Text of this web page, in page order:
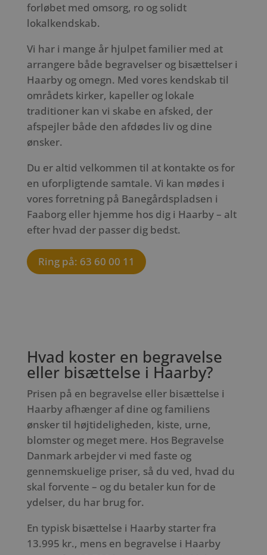
forløbet med omsorg, ro og solidt
lokalkendskab.
Vi har i mange år hjulpet familier med at
arrangere både begravelser og bisættelser i
Haarby og omegn. Med vores kendskab til
områdets kirker, kapeller og lokale
traditioner kan vi skabe en afsked, der
afspejler både den afdødes liv og dine
ønsker.
Du er altid velkommen til at kontakte os for
en uforpligtende samtale. Vi kan mødes i
vores forretning på Banegårdspladsen i
Faaborg eller hjemme hos dig i Haarby – alt
efter hvad der passer dig bedst.
Ring på: 63 60 00 11
Hvad koster en begravelse
eller bisættelse i Haarby?
Prisen på en begravelse eller bisættelse i
Haarby afhænger af dine og familiens
ønsker til højtideligheden, kiste, urne,
blomster og meget mere. Hos Begravelse
Danmark arbejder vi med faste og
gennemskuelige priser, så du ved, hvad du
skal forvente – og du betaler kun for de
ydelser, du har brug for.
En typisk bisættelse i Haarby starter fra
13.995 kr., mens en begravelse i Haarby